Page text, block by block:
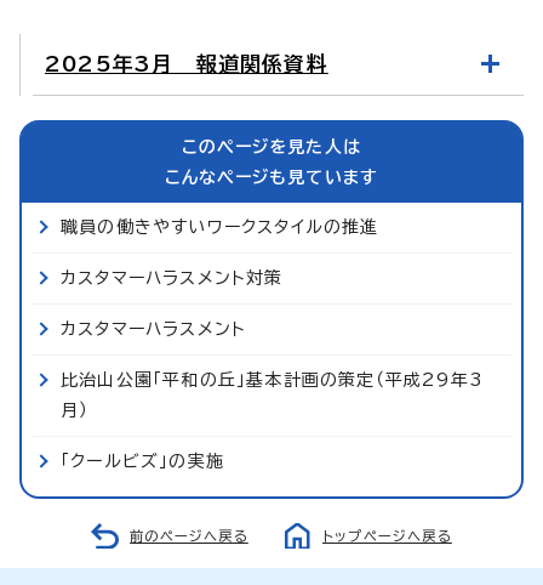
2025年3月 報道関係資料
このページを見た人は
こんなページも見ています
職員の働きやすいワークスタイルの推進
カスタマーハラスメント対策
カスタマーハラスメント
比治山公園「平和の丘」基本計画の策定（平成29年3
月）
「クールビズ」の実施
前のページへ戻る トップページへ戻る